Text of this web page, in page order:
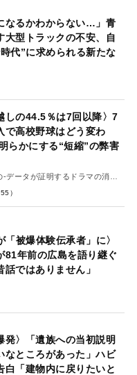
なるかわからない…」青
大型トラックの不安、自
代”に求められる新たな
しの44.5％は7回以降〉7
で高校野球はどう変わ
らかにする“短縮”の弊害
-データが証明するドラマの消
）
「被爆体験伝承者」に〉
81年前の広島を語り継ぐ
話ではありません」
発〉「遺族への当初説明
ところがあった」ハビ
白「建物内に戻りたいと